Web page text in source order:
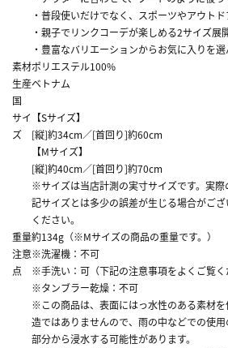
・普段使いだけでなく、スポーツやアウトド
・親子でリンクコーデが楽しめる2サイズ展
・豊富なバリエーションからお気に入りを
素材ポリエステル100%
生産
国
ベトナム
サイ
ズ
【Sサイズ】
[縦]約34cm／[首回り]約60cm
【Mサイズ】
[縦]約40cm／[首回り]約70cm
※サイズは当店計測の実寸サイズです。実
記サイズとは多少の誤差が生じる場合がご
ください。
重量約134g（※Mサイズの商品の重量です。）
注意
点
※洗濯機：不可
※手洗い：可（下記の注意事項をよくご覧く
※タンブラー乾燥：不可
※この商品は、表面にはっ水性のある素材
造ではありませんので、雨の中などでの使
部分から浸水する可能性があります。